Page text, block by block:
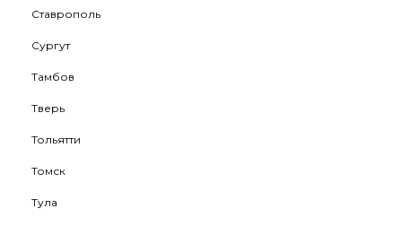
Ставрополь
Сургут
Тамбов
Тверь
Тольятти
Томск
Тула